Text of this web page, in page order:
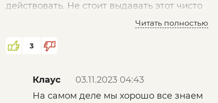
действовать. Не стоит выдавать этот чисто
инстинктивный способ достижения цели за
Читать полностью
3
Клаус
03.11.2023 04:43
На самом деле мы хорошо все знаем